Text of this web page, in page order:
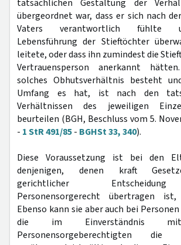
tatsächlichen Gestaltung der
übergeordnet war, dass er sich nach
Vaters verantwortlich fühlte
Lebensführung der Stieftöchter
leitete, oder dass ihn zumindest die
Vertrauensperson anerkannt
solches Obhutsverhältnis besteht
Umfang es hat, ist nach den
Verhältnissen des jeweiligen
beurteilen (BGH, Beschluss vom 5.
- 1 StR 491/85- BGHSt 33, 340).
Diese Voraussetzung ist bei den
denjenigen, denen kraft
gerichtlicher
Personensorgerecht übertragen ist,
Ebenso kann sie aber auch bei
die im Einverständnis
Personensorgeberechtigten die